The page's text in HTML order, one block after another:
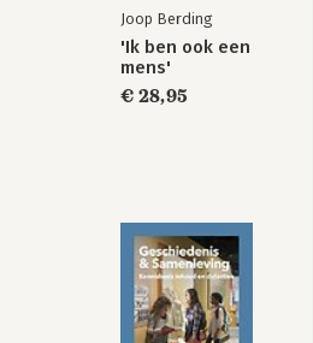
Joop Berding
'Ik ben ook een
mens'
€ 28,95